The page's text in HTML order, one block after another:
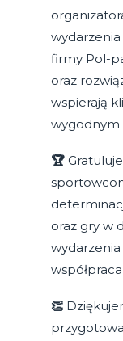
firmy Pol-
oraz
wspierają
wygodnym
🏆
oraz gry w
wydarzenia
👏